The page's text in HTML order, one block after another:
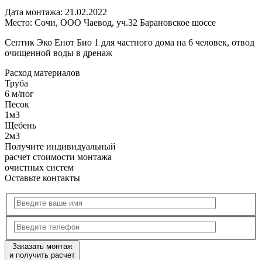
Дата монтажа: 21.02.2022
Место: Сочи, ООО Чаевод, уч.32 Барановское шоссе
Септик Эко Енот Био 1 для частного дома на 6 человек, отвод
очищенной воды в дренаж
Расход материалов
Труба
6 м/пог
Песок
1м3
Щебень
2м3
Получите индивидуальный
расчет стоимости монтажа
очистных систем
Оставьте контакты
Заказать монтаж
и получить расчет